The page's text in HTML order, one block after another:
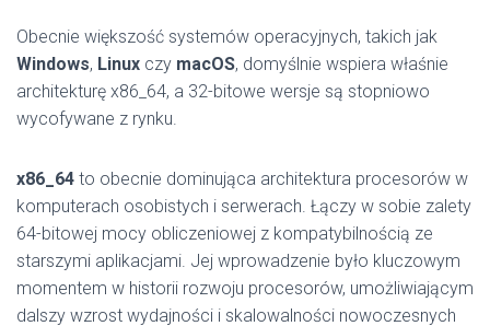
Obecnie większość systemów operacyjnych, takich jak
Windows, Linux czy macOS, domyślnie wspiera właśnie
architekturę x86_64, a 32-bitowe wersje są stopniowo
wycofywane z rynku.
x86_64 to obecnie dominująca architektura procesorów w
komputerach osobistych i serwerach. Łączy w sobie zalety
64-bitowej mocy obliczeniowej z kompatybilnością ze
starszymi aplikacjami. Jej wprowadzenie było kluczowym
momentem w historii rozwoju procesorów, umożliwiającym
dalszy wzrost wydajności i skalowalności nowoczesnych